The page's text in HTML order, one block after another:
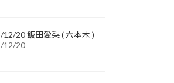
12/20 飯田愛梨 ( 六本木 )
12/20